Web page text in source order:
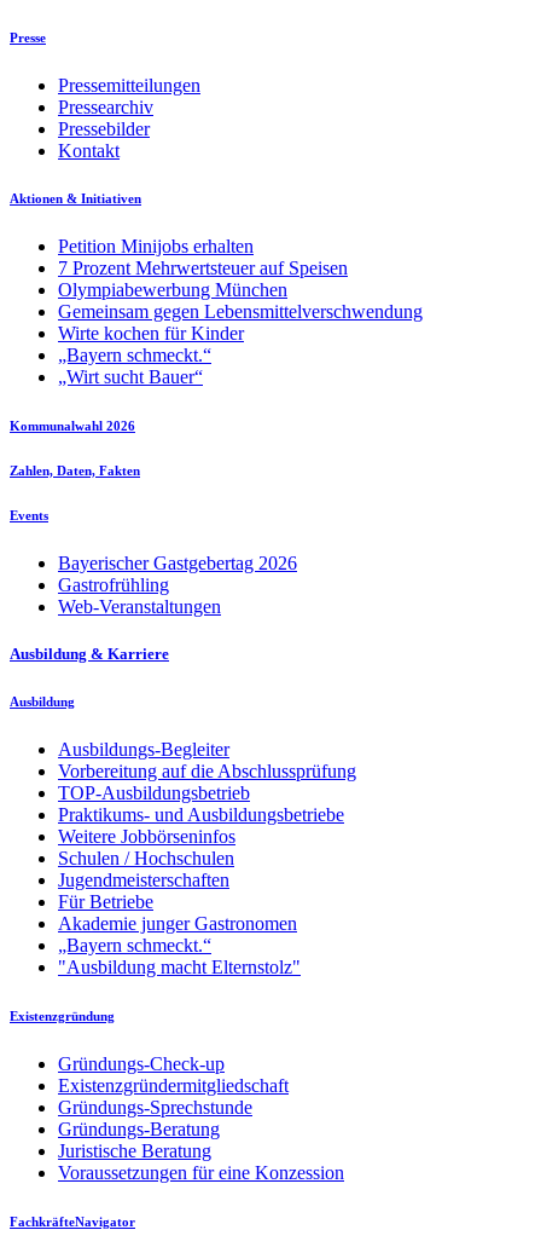
Presse
Pressemitteilungen
Pressearchiv
Pressebilder
Kontakt
Aktionen & Initiativen
Petition Minijobs erhalten
7 Prozent Mehrwertsteuer auf Speisen
Olympiabewerbung München
Gemeinsam gegen Lebensmittelverschwendung
Wirte kochen für Kinder
„Bayern schmeckt.“
„Wirt sucht Bauer“
Kommunalwahl 2026
Zahlen, Daten, Fakten
Events
Bayerischer Gastgebertag 2026
Gastrofrühling
Web-Veranstaltungen
Ausbildung & Karriere
Ausbildung
Ausbildungs-Begleiter
Vorbereitung auf die Abschlussprüfung
TOP-Ausbildungsbetrieb
Praktikums- und Ausbildungsbetriebe
Weitere Jobbörseninfos
Schulen / Hochschulen
Jugendmeisterschaften
Für Betriebe
Akademie junger Gastronomen
„Bayern schmeckt.“
"Ausbildung macht Elternstolz"
Existenzgründung
Gründungs-Check-up
Existenzgründermitgliedschaft
Gründungs-Sprechstunde
Gründungs-Beratung
Juristische Beratung
Voraussetzungen für eine Konzession
FachkräfteNavigator